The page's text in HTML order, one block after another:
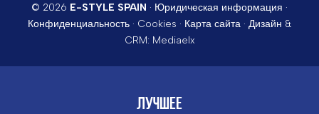
© 2026 E-STYLE SPAIN · Юридическая информация ·
Конфиденциальность· Cookies · Карта сайта· Дизайн &
CRM: Mediaelx
ЛУЧШЕЕ